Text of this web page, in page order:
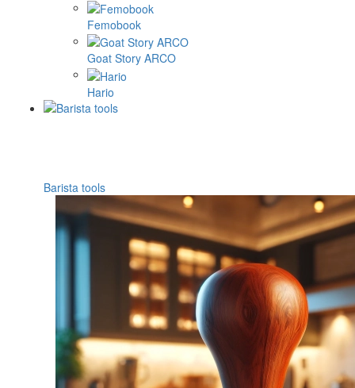
Femobook
Goat Story ARCO
Hario
Barista tools